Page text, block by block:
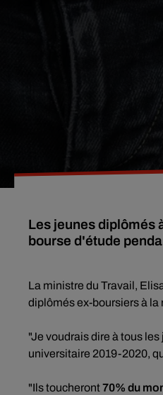
Les jeunes diplômés
bourse d'étude
La ministre du Travail,
diplômés ex-boursiers à la
"Je voudrais dire à tous
universitaire 2019-2020,
"Ils toucheront70% du